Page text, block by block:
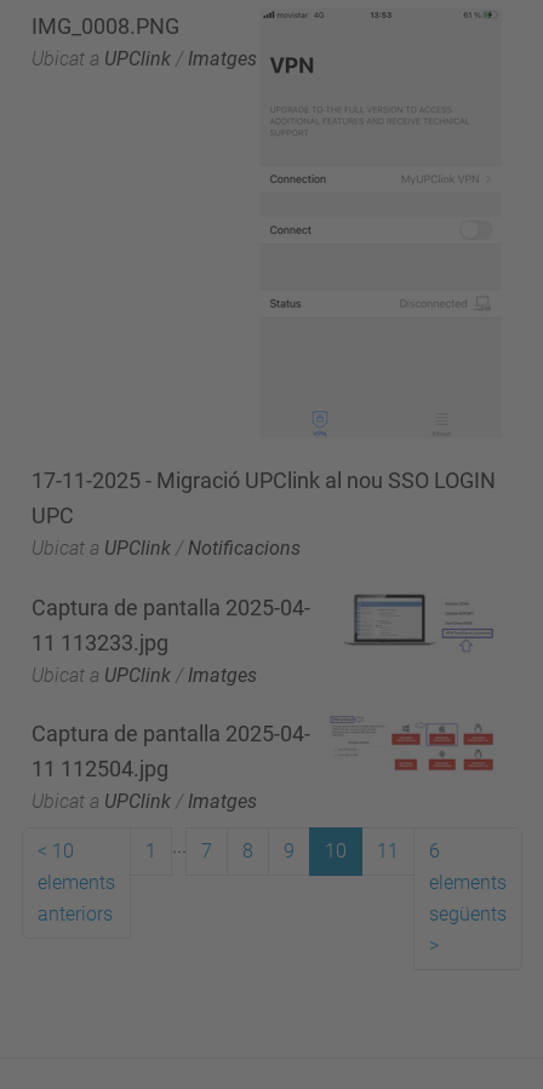
IMG_0008.PNG
Ubicat a UPClink / Imatges
17-11-2025 - Migració UPClink al nou SSO LOGIN
UPC
Ubicat a UPClink /Notificacions
Captura de pantalla 2025-04-
11 113233.jpg
Ubicat a UPClink / Imatges
Captura de pantalla 2025-04-
11 112504.jpg
Ubicat a UPClink / Imatges
< 10
elements
anteriors
1 7 8 9 10 11
6
elements
següents
>